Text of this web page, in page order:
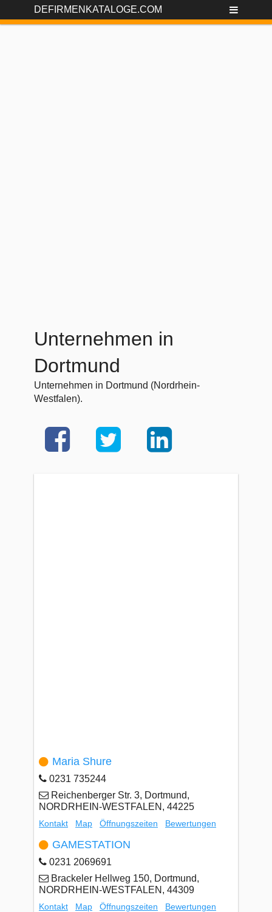
DEFIRMENKATALOGE.COM
Unternehmen in
Dortmund
Unternehmen in Dortmund (Nordrhein-
Westfalen).
Maria Shure
0231 735244
Reichenberger Str. 3, Dortmund,
NORDRHEIN-WESTFALEN, 44225
Kontakt Map Öffnungszeiten Bewertungen
GAMESTATION
0231 2069691
Brackeler Hellweg 150, Dortmund,
NORDRHEIN-WESTFALEN, 44309
Kontakt Map Öffnungszeiten Bewertungen